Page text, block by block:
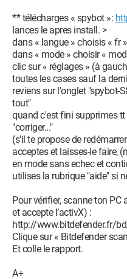
** télécharges « spybot »:
lances le apres install. >
dans « langue » choisis « fr
dans « mode » choisir «
clic sur « réglages » (à
toutes les cases sauf la
reviens sur l'onglet "spybot-
tout"
quand c'est fini supprimes tt
"corriger..."
(s'il te propose de
acceptes et laisses-le faire,
en mode sans echec et
utilises la rubrique "aide" si
Pour vérifier, scanne ton PC
et accepte l’activX) :
http://www.bitdefender.fr/
Clique sur « Bitdefender
Et colle le rapport.
A+